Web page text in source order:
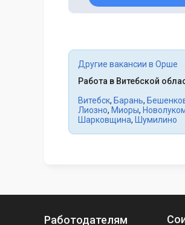
Другие вакансии в Орше
Работа в Витебской
Витебск, Барань,
Лиозно, Миоры,
Шарковщина, Шумилино
Работодателям